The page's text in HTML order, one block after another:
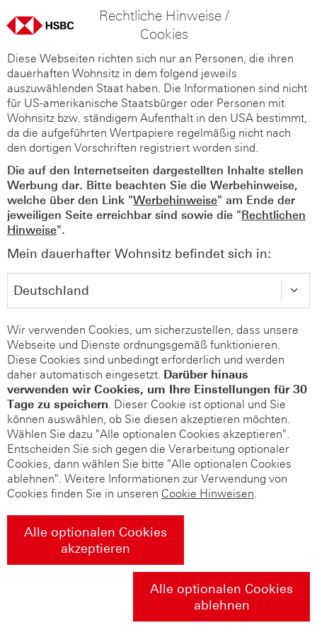
Rechtliche Hinweise /
Cookies
Diese Webseiten richten sich nur an Personen, die ihren
dauerhaften Wohnsitz in dem folgend jeweils
auszuwählenden Staat haben. Die Informationen sind nicht
für US-amerikanische Staatsbürger oder Personen mit
Wohnsitz bzw. ständigem Aufenthalt in den USA bestimmt,
da die aufgeführten Wertpapiere regelmäßig nicht nach
den dortigen Vorschriften registriert worden sind.
Die auf den Internetseiten dargestellten Inhalte stellen
Werbung dar. Bitte beachten Sie die Werbehinweise,
welche über den Link "Werbehinweise" am Ende der
jeweiligen Seite erreichbar sind sowie die "Rechtlichen
Hinweise".
Mein dauerhafter Wohnsitz befindet sich in:
Wir verwenden Cookies, um sicherzustellen, dass unsere
Webseite und Dienste ordnungsgemäß funktionieren.
Diese Cookies sind unbedingt erforderlich und werden
daher automatisch eingesetzt. Darüber hinaus
verwenden wir Cookies, um Ihre Einstellungen für 30
Tage zu speichern. Dieser Cookie ist optional und Sie
können auswählen, ob Sie diesen akzeptieren möchten.
Wählen Sie dazu "Alle optionalen Cookies akzeptieren".
Entscheiden Sie sich gegen die Verarbeitung optionaler
Cookies, dann wählen Sie bitte "Alle optionalen Cookies
ablehnen". Weitere Informationen zur Verwendung von
Cookies finden Sie in unseren Cookie Hinweisen.
Alle optionalen Cookies
akzeptieren
Alle optionalen Cookies
ablehnen